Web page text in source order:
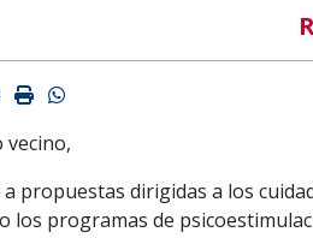
EmailImprimirWhatsapp
vecino,
propuestas dirigidas a los
los programas de